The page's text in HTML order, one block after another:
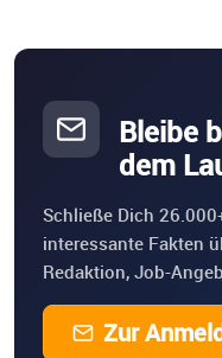
Bleibe
dem
Schließe Dich
interessante Fakten
Redaktion, Job-
Zur